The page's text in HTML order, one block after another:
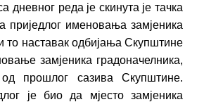
за издавање ПОНОСНЕ КАРТИЦЕ
о забрани саобраћаја 6. и
за предузетника - Вера
дневног реда је скинута је тачка
приједлог именовања замјеника
то наставак одбијања Скупштине
замјеника градоначелника,
прошлог сазива Скупштине.
је био да мјесто замјеника